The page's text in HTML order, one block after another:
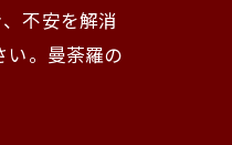
不安を解消
い。曼荼羅の